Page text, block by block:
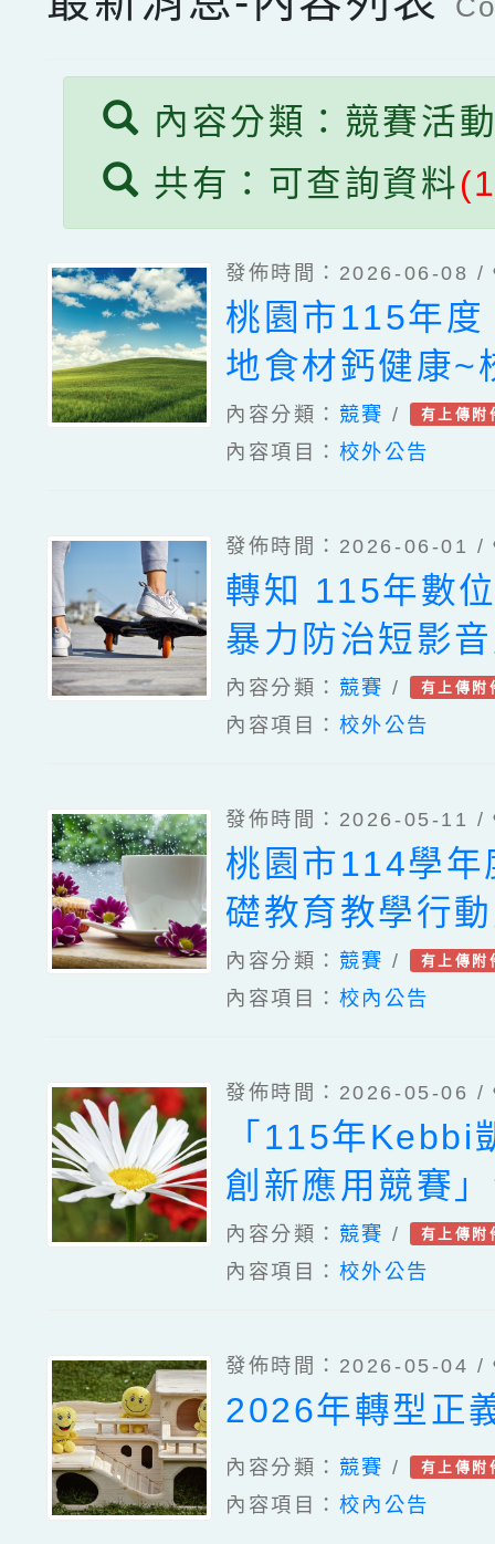
內容分類：競賽活
共有：可查詢資料
發佈時間：2026-06-08 /
桃園市115年度
地食材鈣健康~
美食爭霸賽」
獲獎名單
內容分類： 競賽 / 有上傳附
內容項目： 校外公告
發佈時間：2026-06-01 /
轉知 115年數
暴力防治短影
畫比賽 教育部
您!
內容分類： 競賽 / 有上傳附
內容項目： 校外公告
發佈時間：2026-05-11 /
桃園市114學年
礎教育教學行
活動
內容分類： 競賽 / 有上傳附
內容項目： 校內公告
發佈時間：2026-05-06 /
「115年Kebbi
創新應用競賽
章，鼓勵校內
名參加
內容分類： 競賽 / 有上傳附
內容項目： 校外公告
發佈時間：2026-05-04 /
2026年轉型正
內容分類： 競賽 / 有上傳附
內容項目： 校內公告